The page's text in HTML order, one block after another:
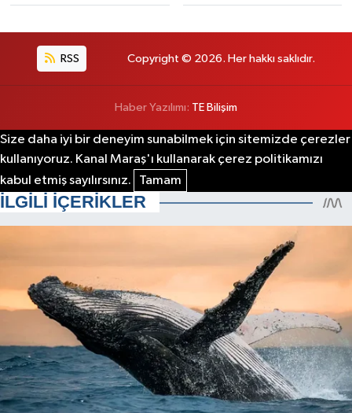
RSS Copyright © 2026. Her hakkı saklıdır.
Haber Yazılımı: TE Bilişim
Size daha iyi bir deneyim sunabilmek için sitemizde çerezler
kullanıyoruz. Kanal Maraş'ı kullanarak çerez politikamızı
kabul etmiş sayılırsınız.
Tamam